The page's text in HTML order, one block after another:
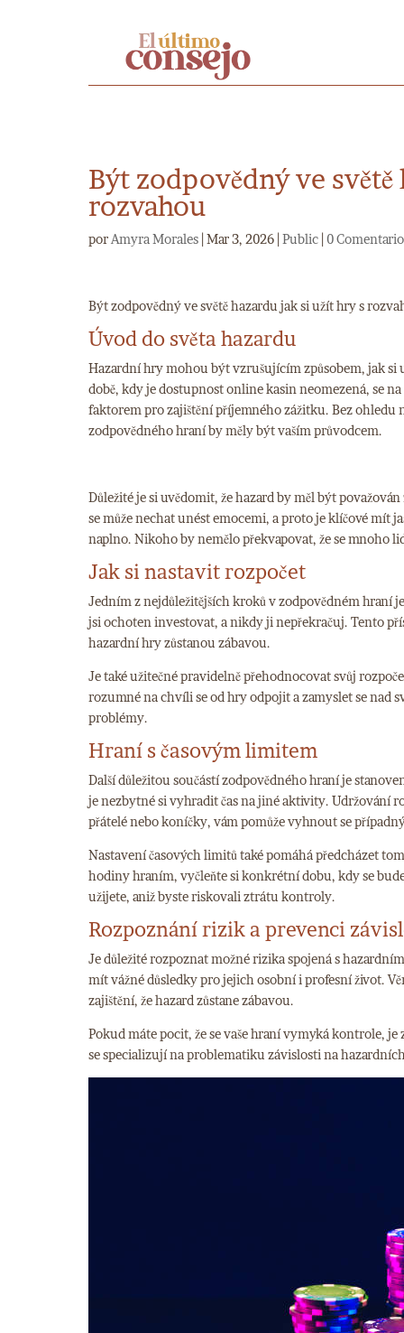
Být zodpovědný ve
rozvahou
por Amyra Morales Mar 3, 2026 Public 0
Být zodpovědný ve světě hazardu jak si užít hry s
Úvod do světa hazardu
Hazardní hry mohou být vzrušujícím způsobem, jak si
době, kdy je dostupnost online kasin neomezená, se na
faktorem pro zajištění příjemného zážitku. Bez
zodpovědného hraní by měly být vaším průvodcem.
Důležité je si uvědomit, že hazard by měl být
se může nechat unést emocemi, a proto je klíčové mít
naplno. Nikoho by nemělo překvapovat, že se mnoho
Jak si nastavit rozpočet
Jedním z nejdůležitějších kroků v zodpovědném hraní
jsi ochoten investovat, a nikdy ji nepřekračuj. Tento
hazardní hry zůstanou zábavou.
Je také užitečné pravidelně přehodnocovat svůj
rozumné na chvíli se od hry odpojit a zamyslet se nad
problémy.
Hraní s časovým limitem
Další důležitou součástí zodpovědného hraní je
je nezbytné si vyhradit čas na jiné aktivity. Udržování
přátelé nebo koníčky, vám pomůže vyhnout se
Nastavení časových limitů také pomáhá předcházet
hodiny hraním, vyčleňte si konkrétní dobu, kdy se
užijete, aniž byste riskovali ztrátu kontroly.
Rozpoznání rizik a prevenci
Je důležité rozpoznat možné rizika spojená s
mít vážné důsledky pro jejich osobní i profesní život.
zajištění, že hazard zůstane zábavou.
Pokud máte pocit, že se vaše hraní vymyká kontrole,
se specializují na problematiku závislosti na